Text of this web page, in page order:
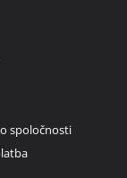
spoločnosti